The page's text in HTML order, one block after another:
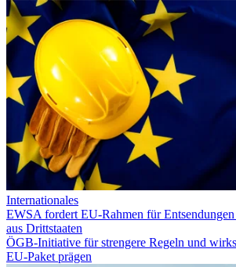
Internationales
EWSA fordert EU-Rahmen für
aus Drittstaaten
ÖGB-Initiative für strengere Regeln und
EU-Paket prägen